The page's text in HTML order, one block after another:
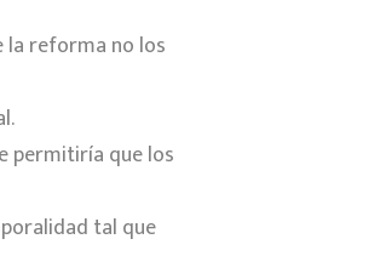
la reforma no los
permitiría que los
tal que